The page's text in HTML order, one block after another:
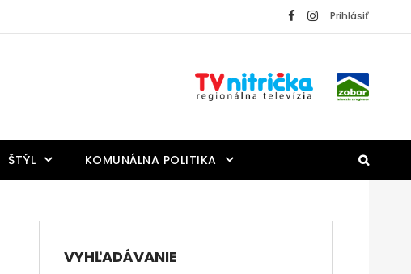
Prihlásiť
ŠTÝL KOMUNÁLNA POLITIKA
VYHĽADÁVANIE